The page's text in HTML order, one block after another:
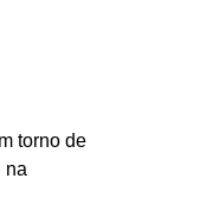
torno de
na